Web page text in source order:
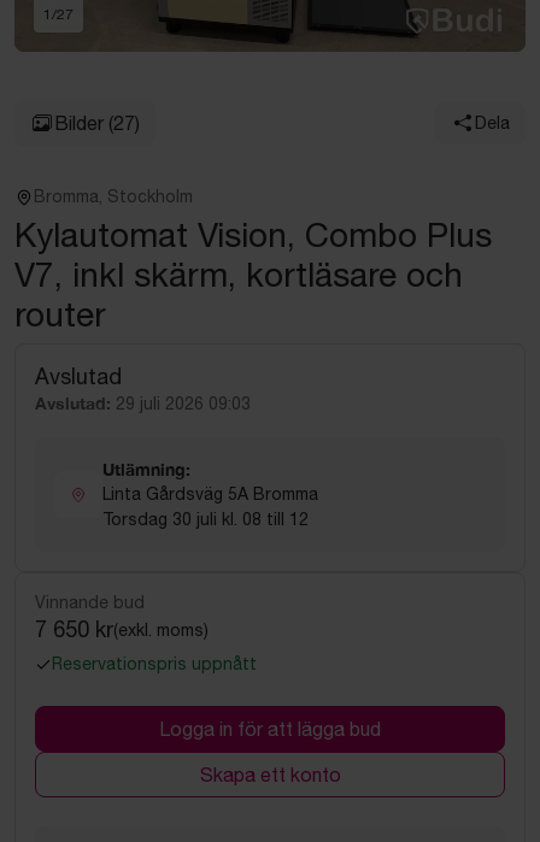
1 /27
Bilder (27) Dela
Bromma, Stockholm
Kylautomat Vision, Combo Plus
V7, inkl skärm, kortläsare och
router
Avslutad
Avslutad: 29 juli 2026 09:03
Utlämning:
Linta Gårdsväg 5A Bromma
Torsdag 30 juli kl. 08 till 12
Vinnande bud
7 650 kr(exkl. moms)
Reservationspris uppnått
Logga in för att lägga bud
Skapa ett konto